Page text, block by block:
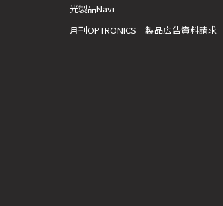
光製品Navi
月刊OPTRONICS 製品広告資料請求